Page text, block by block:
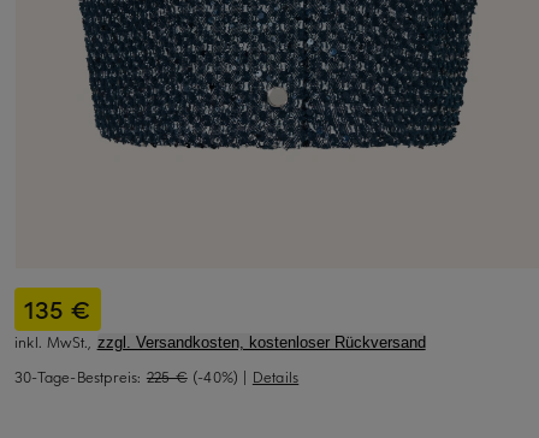
135 €
inkl. MwSt., zzgl. Versandkosten, kostenloser Rückversand
30-Tage-Bestpreis: 225 € (-40%) | Details